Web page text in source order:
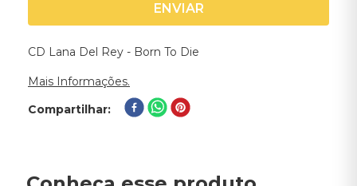
ENVIAR
CD Lana Del Rey - Born To Die
Mais Informações.
Compartilhar